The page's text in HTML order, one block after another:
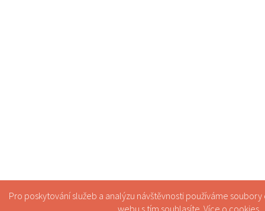
Pro poskytování služeb a analýzu návštěvnosti používáme
webu s tím souhlasíte. Více o cookies